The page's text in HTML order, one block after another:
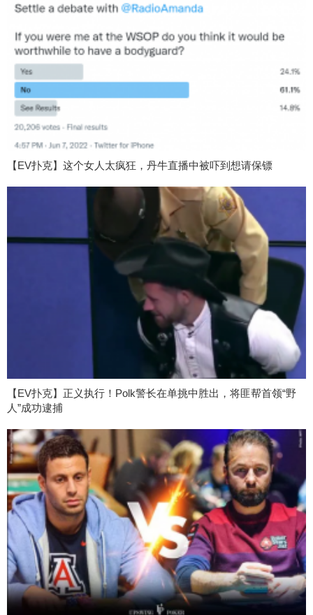
【EV扑克】这个女人太疯狂，丹牛直播中被吓到想请保镖
【EV扑克】正义执行！Polk警长在单挑中胜出，将匪帮首领“野
人”成功逮捕